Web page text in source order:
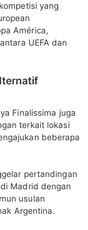
yang
América,
UEFA dan
Finalissima juga
terkait lokasi
beberapa
pertandingan
Madrid dengan
usulan
Argentina.